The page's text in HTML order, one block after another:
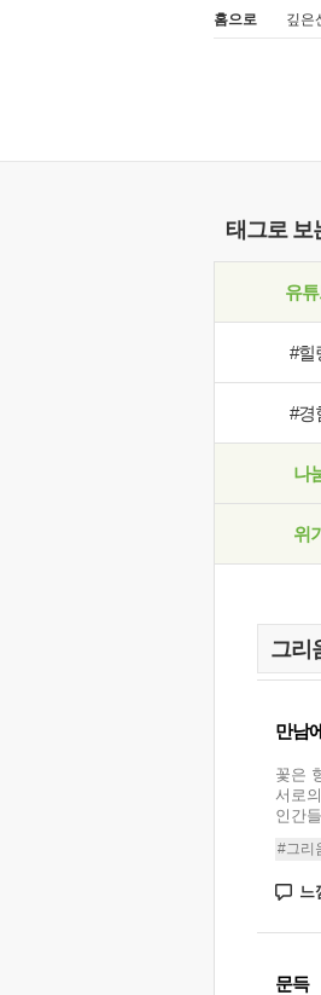
홈으로 깊은
태그로 보
유
#힐
#경
나
위
만남
꽃은
서로
인간
#그리
느
문득